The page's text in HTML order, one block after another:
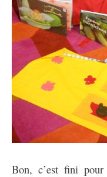
Bon, c’est fini pour